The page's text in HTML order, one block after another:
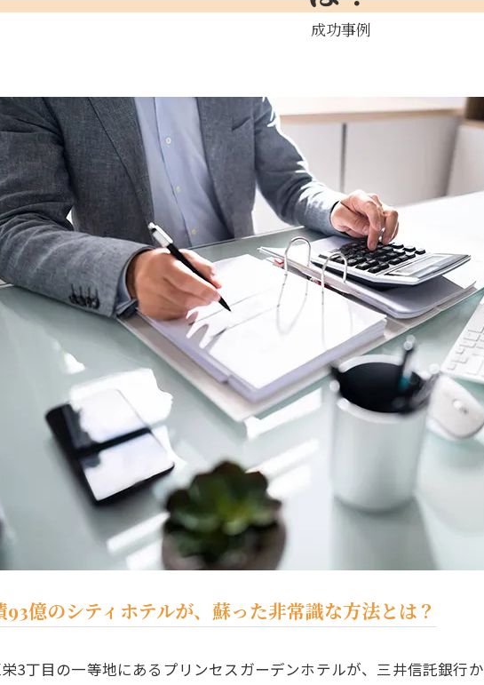
成功事例
93億のシティホテルが、蘇った非常識な方法とは？
3丁目の一等地にあるプリンセスガーデンホテルが、三井信託銀行